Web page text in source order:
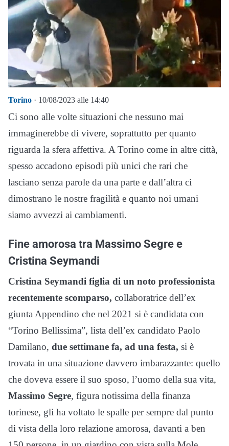
Torino · 10/08/2023 alle 14:40
Ci sono alle volte situazioni che nessuno mai
immaginerebbe di vivere, soprattutto per quanto
riguarda la sfera affettiva. A Torino come in altre città,
spesso accadono episodi più unici che rari che
lasciano senza parole da una parte e dall’altra ci
dimostrano le nostre fragilità e quanto noi umani
siamo avvezzi ai cambiamenti.
Fine amorosa tra Massimo Segre e
Cristina Seymandi
Cristina Seymandi figlia di un noto professionista
recentemente scomparso, collaboratrice dell’ex
giunta Appendino che nel 2021 si è candidata con
“Torino Bellissima”, lista dell’ex candidato Paolo
Damilano, due settimane fa, ad una festa, si è
trovata in una situazione davvero imbarazzante: quello
che doveva essere il suo sposo, l’uomo della sua vita,
Massimo Segre, figura notissima della finanza
torinese, gli ha voltato le spalle per sempre dal punto
di vista della loro relazione amorosa, davanti a ben